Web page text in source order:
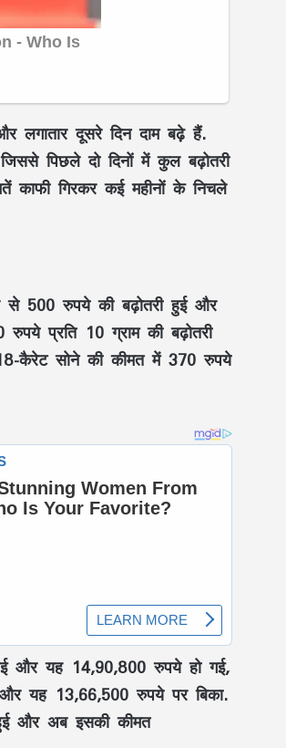
दूसरे दिन दाम बढ़े हैं.
पिछले दो दिनों में कुल बढ़ोतरी
गिरकर कई महीनों के निचले
से 500 रुपये की बढ़ोतरी हुई और
प्रति 10 ग्राम की बढ़ोतरी
कैरेट सोने की कीमत में 370 रुपये
और यह 14,90,800 रुपये हो गई,
यह 13,66,500 रुपये पर बिका.
और अब इसकी कीमत
प्रमुख मोहन भागवत बोले- Gen Z सवाल
मांगे और जरूरत पड़े तो आंदोलन भी
देश को बांटने के लिए नहीं
साय ने शुरू किया ‘मेरी बेटी–मेरा
अभियान : हर गांव में बनेगा मुक्तिधाम,